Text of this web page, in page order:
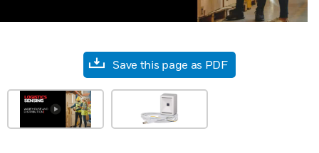
Save this page as PDF